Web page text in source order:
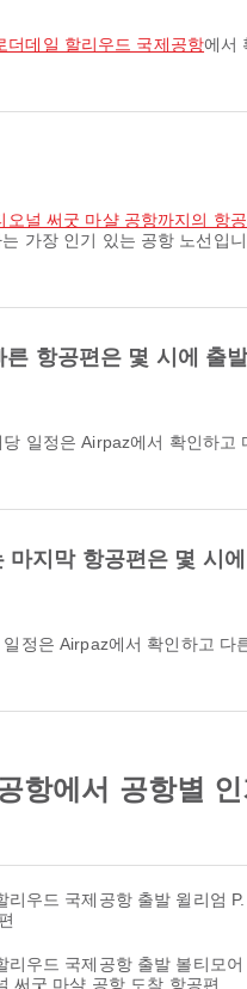
더데일 할리우드 국제공항에서
널 써굿 마샬 공항까지의 항
가장 인기 있는 공항 노선입
항공편은 몇 시에 출
지막 항공편은 몇 시
항에서 공항별
리우드 국제공항 출발 윌리엄
리우드 국제공항 출발 볼티모어
써굿 마샬 공항 도착 항공편